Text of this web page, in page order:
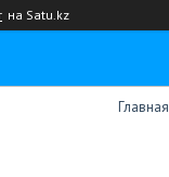
на Satu.kz
Главная